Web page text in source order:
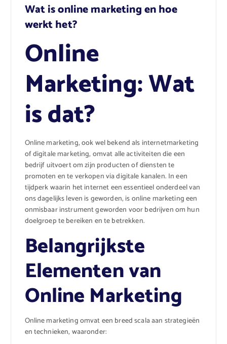
Wat is online marketing en hoe
werkt het?
Online
Marketing: Wat
is dat?
Online marketing, ook wel bekend als internetmarketing
of digitale marketing, omvat alle activiteiten die een
bedrijf uitvoert om zijn producten of diensten te
promoten en te verkopen via digitale kanalen. In een
tijdperk waarin het internet een essentieel onderdeel van
ons dagelijks leven is geworden, is online marketing een
onmisbaar instrument geworden voor bedrijven om hun
doelgroep te bereiken en te betrekken.
Belangrijkste
Elementen van
Online Marketing
Online marketing omvat een breed scala aan strategieën
en technieken, waaronder: